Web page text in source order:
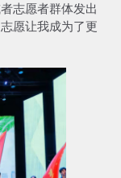
志愿者群体发出
愿让我成为了更